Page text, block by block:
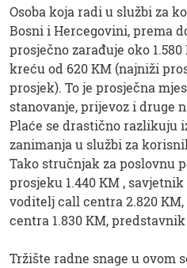
Osoba koja radi u službi za
Bosni i Hercegovini, prema
prosječno zarađuje oko
kreću od 620 KM (najniži
prosjek). To je prosječna
stanovanje, prijevoz i druge
Plaće se drastično razlikuju
zanimanja u službi za
Tako stručnjak za poslovnu
prosjeku 1.440 KM ,
voditelj call centra 2.820
centra 1.830 KM,
Tržište radne snage u ovom